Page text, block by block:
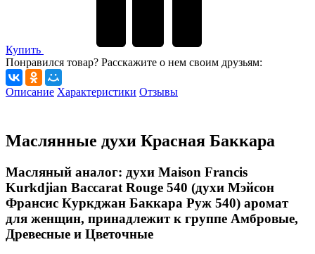
Купить
Понравился товар? Расскажите о нем своим друзьям:
Описание Характеристики Отзывы
Маслянные духи Красная Баккара
Масляный аналог: духи Maison Francis
Kurkdjian Baccarat Rouge 540 (духи Мэйсон
Франсис Куркджан Баккара Руж 540) аромат
для женщин, принадлежит к группе Амбровые,
Древесные и Цветочные